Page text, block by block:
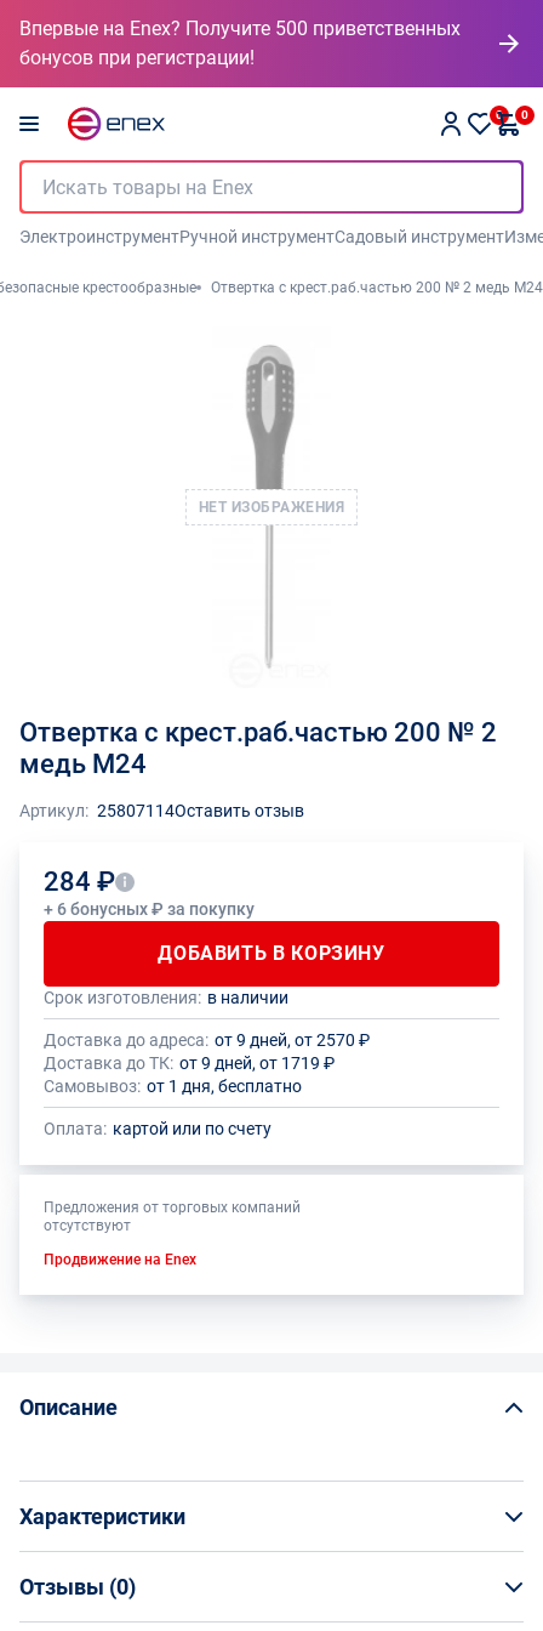
Впервые на Enex? Получите 500 приветственных
бонусов при регистрации!
0 0
ЭлектроинструментРучной инструментСадовый инструмент
крестообразные Отвертка с крест.раб.частью 200 № 2 медь М24
НЕТ ИЗОБРАЖЕНИЯ
Отвертка с крест.раб.частью 200 № 2
медь М24
Артикул: 25807114Оставить отзыв
284 ₽
+ 6 бонусных ₽ за покупку
ДОБАВИТЬ В КОРЗИНУ
Общее количество данного товара должно быть кратно размеру
На данный товар производителем установлено ограничение по
Срок изготовления: в наличии
Доставка до адреса: от 9 дней, от 2570 ₽
Доставка до ТК: от 9 дней, от 1719 ₽
Самовывоз: от 1 дня, бесплатно
Оплата: картой или по счету
Предложения от торговых компаний
отсутствуют
Продвижение на Enex
Описание
Характеристики
Общая информация
Отзывы (0)